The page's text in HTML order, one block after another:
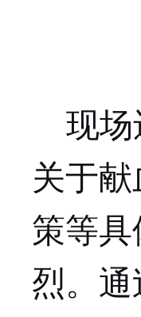
现
关于
策等
烈。